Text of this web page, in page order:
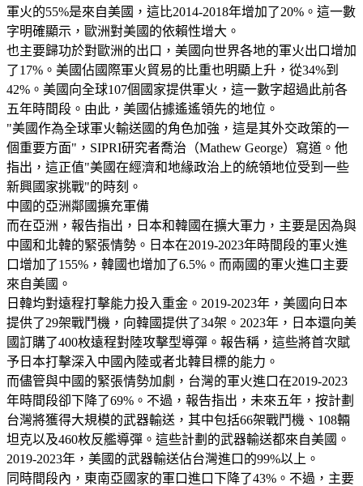
軍火的55%是來自美國，這比2014-2018年增加了20%。這一數
字明確顯示，歐洲對美國的依賴性增大。
也主要歸功於對歐洲的出口，美國向世界各地的軍火出口增加
了17%。美國佔國際軍火貿易的比重也明顯上升，從34%到
42%。美國向全球107個國家提供軍火，這一數字超過此前各
五年時間段。由此，美國佔據遙遙領先的地位。
"美國作為全球軍火輸送國的角色加強，這是其外交政策的一
個重要方面"，SIPRI研究者喬治（Mathew George）寫道。他
指出，這正值"美國在經濟和地緣政治上的統領地位受到一些
新興國家挑戰"的時刻。
中國的亞洲鄰國擴充軍備
而在亞洲，報告指出，日本和韓國在擴大軍力，主要是因為與
中國和北韓的緊張情勢。日本在2019-2023年時間段的軍火進
口增加了155%，韓國也增加了6.5%。而兩國的軍火進口主要
來自美國。
日韓均對遠程打擊能力投入重金。2019-2023年，美國向日本
提供了29架戰鬥機，向韓國提供了34架。2023年，日本還向美
國訂購了400枚遠程對陸攻擊型導彈。報告稱，這些將首次賦
予日本打擊深入中國內陸或者北韓目標的能力。
而儘管與中國的緊張情勢加劇，台灣的軍火進口在2019-2023
年時間段卻下降了69%。不過，報告指出，未來五年，按計劃
台灣將獲得大規模的武器輸送，其中包括66架戰鬥機、108輛
坦克以及460枚反艦導彈。這些計劃的武器輸送都來自美國。
2019-2023年，美國的武器輸送佔台灣進口的99%以上。
同時間段內，東南亞國家的軍口進口下降了43%。不過，主要